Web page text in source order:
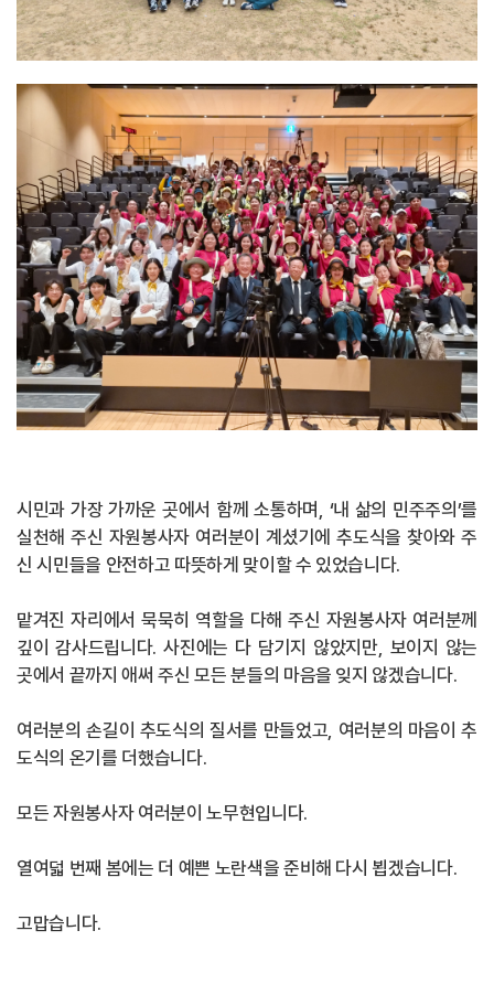
시민과 가장 가까운 곳에서 함께 소통하며, ‘내 삶의 민주주의’를
실천해 주신 자원봉사자 여러분이 계셨기에 추도식을 찾아와 주
신 시민들을 안전하고 따뜻하게 맞이할 수 있었습니다.
맡겨진 자리에서 묵묵히 역할을 다해 주신 자원봉사자 여러분께
깊이 감사드립니다. 사진에는 다 담기지 않았지만, 보이지 않는
곳에서 끝까지 애써 주신 모든 분들의 마음을 잊지 않겠습니다.
여러분의 손길이 추도식의 질서를 만들었고, 여러분의 마음이 추
도식의 온기를 더했습니다.
모든 자원봉사자 여러분이 노무현입니다.
열여덟 번째 봄에는 더 예쁜 노란색을 준비해 다시 뵙겠습니다.
고맙습니다.